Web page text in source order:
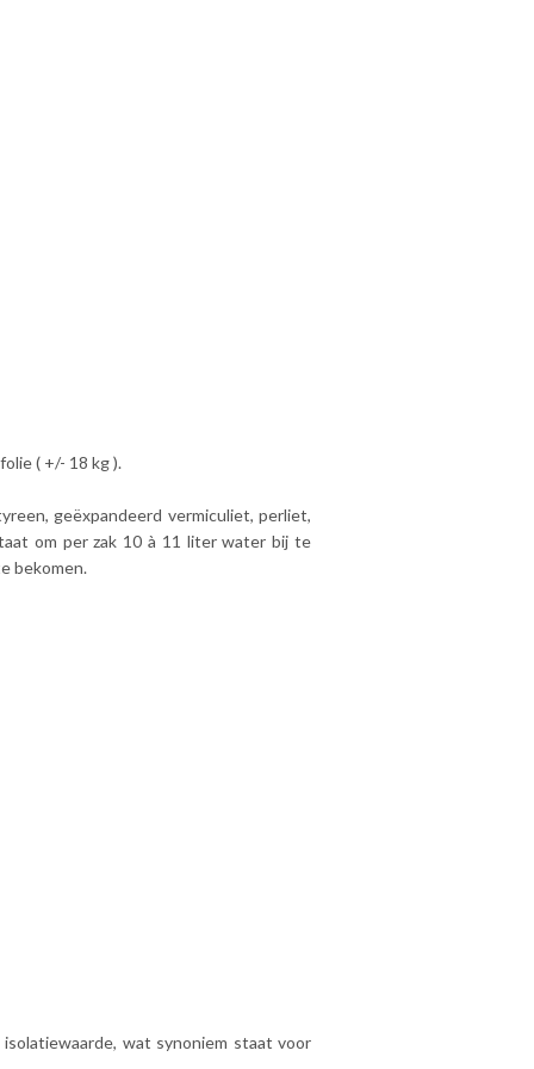
( +/- 18 kg ).
geëxpandeerd vermiculiet, perliet,
om per zak 10 à 11 liter water bij te
bekomen.
wat synoniem staat voor